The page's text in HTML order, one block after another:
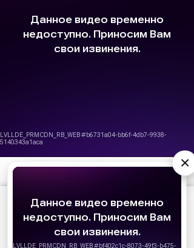
АО «Издательство СЕМЬ ДНЕЙ»использует
для персонализации сервисов и
удобства пользователей. Вы можете
запретить сохранение cookie в настройках
своего браузера.
×